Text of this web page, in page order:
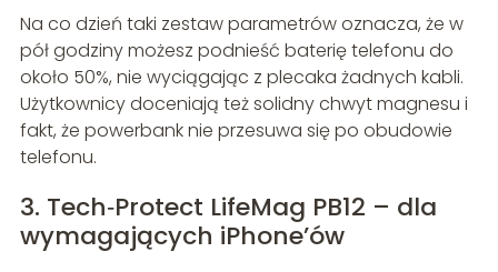
Na co dzień taki zestaw parametrów oznacza, że w
pół godziny możesz podnieść baterię telefonu do
około 50%, nie wyciągając z plecaka żadnych kabli.
Użytkownicy doceniają też solidny chwyt magnesu i
fakt, że powerbank nie przesuwa się po obudowie
telefonu.
3. Tech‑Protect LifeMag PB12 – dla
wymagających iPhone’ów